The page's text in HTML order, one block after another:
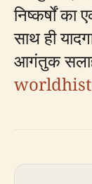
निष्कर्षों
साथ ही
आगंतुक